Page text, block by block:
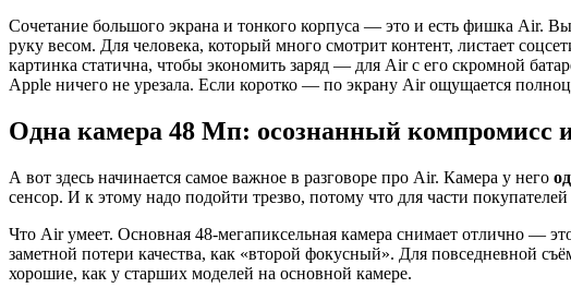
Сочетание большого экрана и тонкого корпуса — это и есть фишка Air.
руку весом. Для человека, который много смотрит контент, листает
картинка статична, чтобы экономить заряд — для Air с его скромной
Apple ничего не урезала. Если коротко — по экрану Air ощущается
Одна камера 48 Мп: осознанный компромисс
А вот здесь начинается самое важное в разговоре про Air. Камера у него
сенсор. И к этому надо подойти трезво, потому что для части
Что Air умеет. Основная 48-мегапиксельная камера снимает отлично —
заметной потери качества, как «второй фокусный». Для повседневной
хорошие, как у старших моделей на основной камере.